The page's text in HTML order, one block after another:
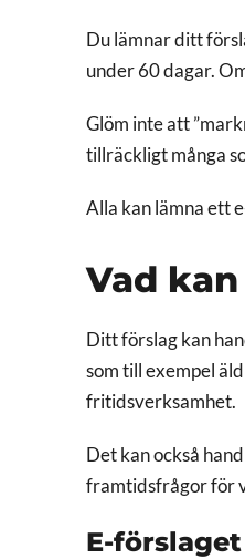
Du lämnar ditt
under 60 dagar.
Glöm inte att
tillräckligt många
Alla kan lämna ett
Vad
Ditt förslag kan
som till exempel
fritidsverksamhet.
Det kan också
framtidsfrågor för
E-